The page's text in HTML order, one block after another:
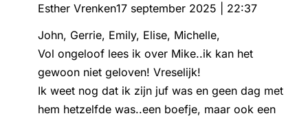
Esther Vrenken17 september 2025 | 22:37
John, Gerrie, Emily, Elise, Michelle,
Vol ongeloof lees ik over Mike..ik kan het
gewoon niet geloven! Vreselijk!
Ik weet nog dat ik zijn juf was en geen dag met
hem hetzelfde was..een boefje, maar ook een